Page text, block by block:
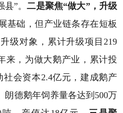
县”。二是聚焦“做大”，升级
基础，但产业链条存在短板
级对象，累计升级项目219
来，为做大鹅产业，累计投
社会资本2.4亿元，建成鹅产
朗德鹅年饲养量各达到500万